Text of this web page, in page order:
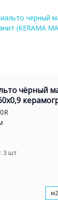
чёрный
3 шт
м2